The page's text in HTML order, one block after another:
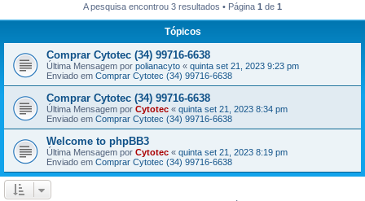
A pesquisa encontrou 3 resultados • Página 1 de 1
Tópicos
Comprar Cytotec (34) 99716-6638
Última Mensagem por polianacyto « quinta set 21, 2023 9:23 pm
Enviado em Comprar Cytotec (34) 99716-6638
Comprar Cytotec (34) 99716-6638
Última Mensagem por Cytotec « quinta set 21, 2023 8:34 pm
Enviado em Comprar Cytotec (34) 99716-6638
Welcome to phpBB3
Última Mensagem por Cytotec « quinta set 21, 2023 8:19 pm
Enviado em Comprar Cytotec (34) 99716-6638